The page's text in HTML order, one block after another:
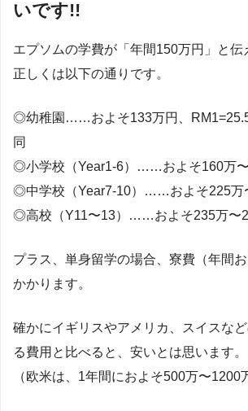
いです!!
エプソムの学費が「年間150万円」と伝
正しくは以下の通りです。
◎幼稚園……およそ133万円、
同
◎小学校（Year1-6）……およそ160万
◎中学校（Year7-10）……およそ225万
◎高校（Y11〜13）……およそ235万〜
プラス、単身留学の場合、寮費（年間
かかります。
確かにイギリスやアメリカ、スイスな
る費用と比べると、安いとは思います。
（欧米は、1年間におよそ500万〜1200